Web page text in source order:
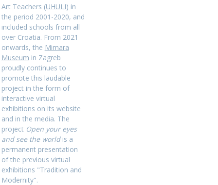
Art Teachers (UHULI) in
the period 2001-2020, and
included schools from all
over Croatia. From 2021
onwards, the Mimara
Museum in Zagreb
proudly continues to
promote this laudable
project in the form of
interactive virtual
exhibitions on its website
and in the media. The
project Open your eyes
and see the worldis a
permanent presentation
of the previous virtual
exhibitions "Tradition and
Modernity".